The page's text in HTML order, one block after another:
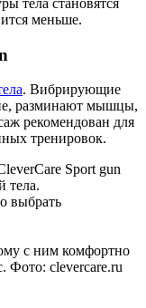
тела становятся
меньше.
. Вибрирующие
разминают мышцы,
рекомендован для
тренировок.
Sport gun
тела.
выбрать
с ним комфортно
Фото: clevercare.ru